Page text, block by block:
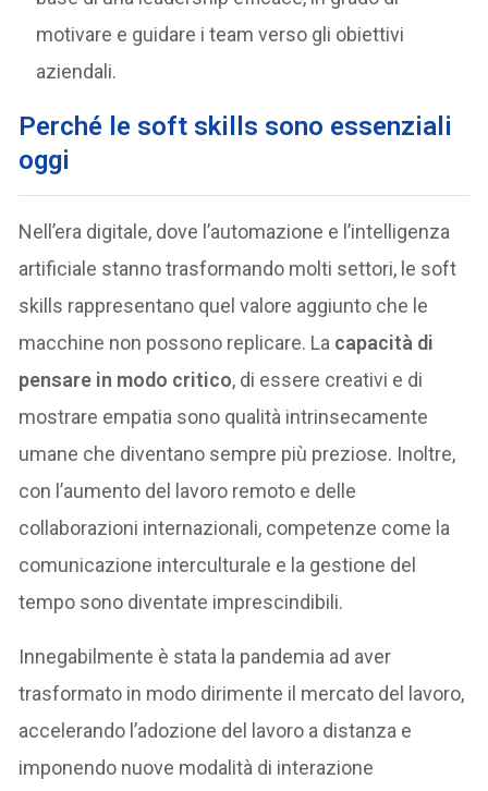
motivare e guidare i team verso gli obiettivi
aziendali.
Perché le soft skills sono essenziali
oggi
Nell’era digitale, dove l’automazione e l’intelligenza
artificiale stanno trasformando molti settori, le soft
skills rappresentano quel valore aggiunto che le
macchine non possono replicare. La capacità di
pensare in modo critico, di essere creativi e di
mostrare empatia sono qualità intrinsecamente
umane che diventano sempre più preziose. Inoltre,
con l’aumento del lavoro remoto e delle
collaborazioni internazionali, competenze come la
comunicazione interculturale e la gestione del
tempo sono diventate imprescindibili.
Innegabilmente è stata la pandemia ad aver
trasformato in modo dirimente il mercato del lavoro,
accelerando l’adozione del lavoro a distanza e
imponendo nuove modalità di interazione